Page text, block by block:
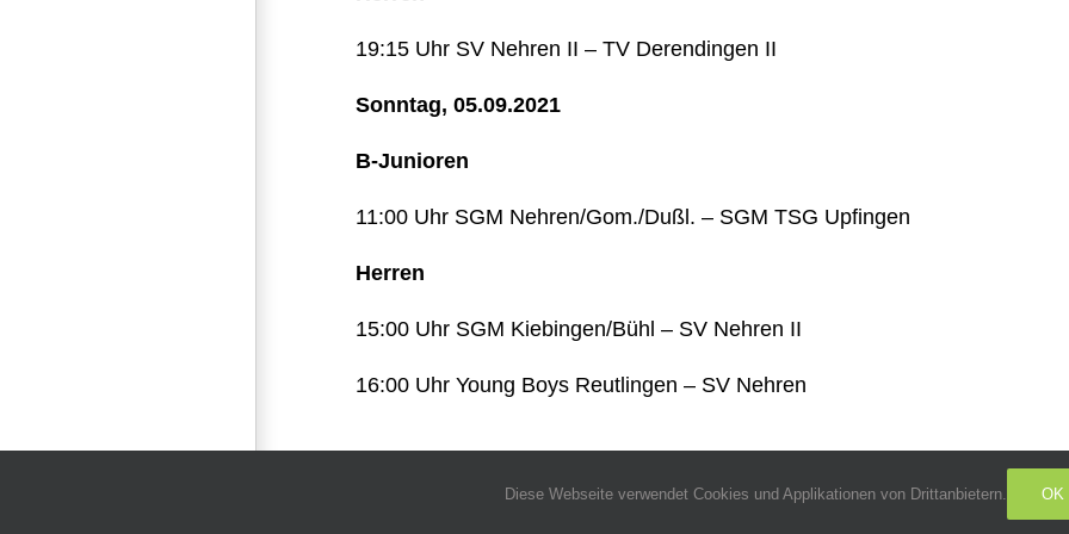
19:15 Uhr SV Nehren II – TV Derendingen II
Sonntag, 05.09.2021
B-Junioren
11:00 Uhr SGM Nehren/Gom./Dußl. – SGM TSG Upfingen
Herren
15:00 Uhr SGM Kiebingen/Bühl – SV Nehren II
16:00 Uhr Young Boys Reutlingen – SV Nehren
Diese Webseite verwendet Cookies und Applikationen von Drittanbietern. OK